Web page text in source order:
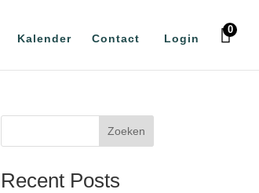
Kalender Contact Login
0
Zoeken
Recent Posts